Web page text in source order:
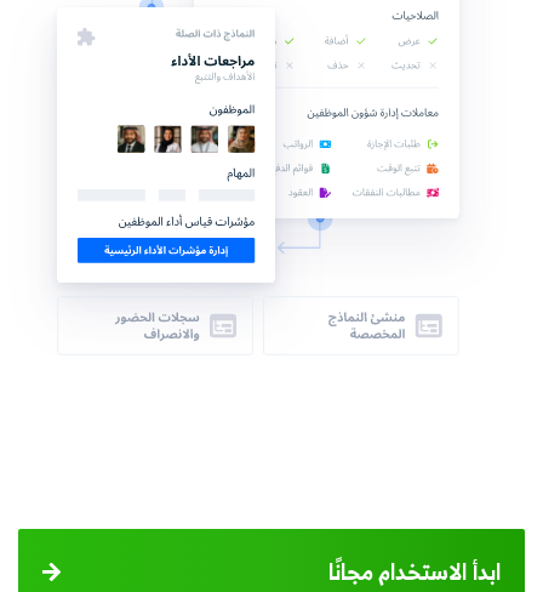
ابدأ الاستخدام مجانًا